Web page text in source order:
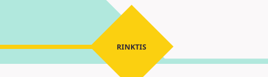
Privalumai
Galerija
Vieta
DUK
RINKTIS